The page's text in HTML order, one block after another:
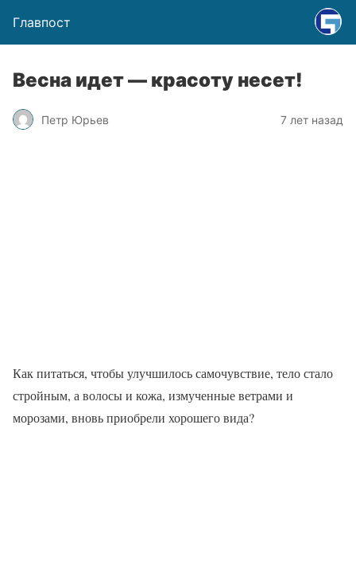
Главпост
Весна идет — красоту несет!
Петр Юрьев 7 лет назад
Как питаться, чтобы улучшилось самочувствие, тело стало
стройным, а волосы и кожа, измученные ветрами и
морозами, вновь приобрели хорошего вида?